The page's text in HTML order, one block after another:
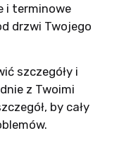
i terminowe
drzwi Twojego
szczegóły i
z Twoimi
by cały